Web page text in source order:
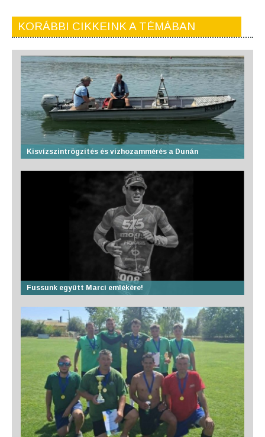
KORÁBBI CIKKEINK A TÉMÁBAN
Kisvízszintrögzítés és vízhozammérés a Dunán
Fussunk együtt Marci emlékére!